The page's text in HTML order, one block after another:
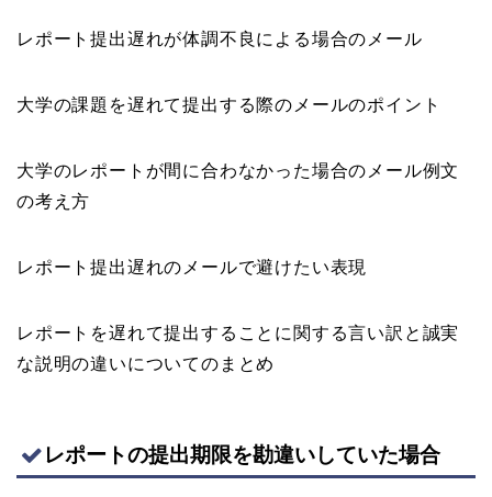
レポート提出遅れが体調不良による場合のメール
大学の課題を遅れて提出する際のメールのポイント
大学のレポートが間に合わなかった場合のメール例文
の考え方
レポート提出遅れのメールで避けたい表現
レポートを遅れて提出することに関する言い訳と誠実
な説明の違いについてのまとめ
レポートの提出期限を勘違いしていた場合